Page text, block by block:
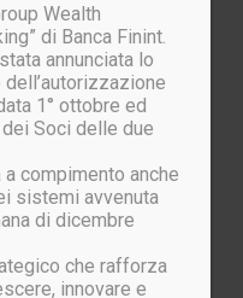
Wealth
di Banca Finint.
annunciata lo
1° ottobre ed
Soci delle due
compimento anche
sistemi avvenuta
di dicembre
che rafforza
innovare e